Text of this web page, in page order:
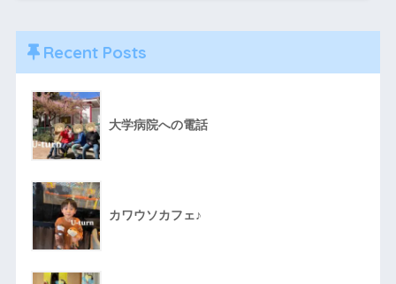
Recent Posts
大学病院への電話
カワウソカフェ♪